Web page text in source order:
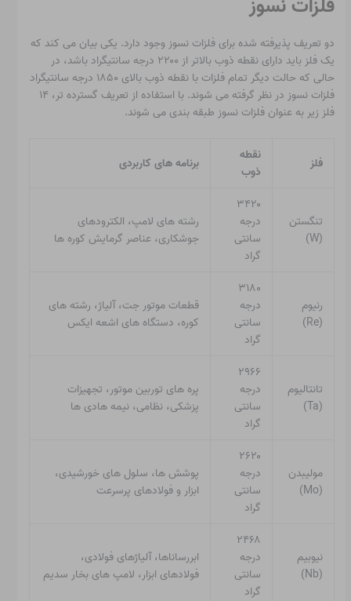
دو تعریف پذیرفته شده برای فلزات نسوز وجود دارد. یکی بیان می کند که
یک فلز باید دارای نقطه ذوب بالاتر از ۲۲۰۰ درجه سانتیگراد باشد، در
حالی که حالت دیگر تمام فلزات با نقطه ذوب بالای ۱۸۵۰ درجه سانتیگراد
فلزات نسوز در نظر گرفته می شوند. با استفاده از تعریف گسترده تر، ۱۴
فلز زیر به عنوان فلزات نسوز طبقه بندی می شوند.
فلز
نقطه
ذوب
برنامه های کاربردی
تنگستن
(W)
۳۴۲۰
درجه
سانتی
گراد
رشته های لامپ، الکترودهای
جوشکاری، عناصر گرمایش کوره ها
رنیوم
(Re)
۳۱۸۰
درجه
سانتی
گراد
قطعات موتور جت، آلیاژ، رشته های
کوره، دستگاه های اشعه ایکس
تانتالیوم
(Ta)
۲۹۶۶
درجه
سانتی
گراد
پره های توربین موتور، تجهیزات
پزشکی، نظامی، نیمه هادی ها
مولیبدن
(Mo)
۲۶۲۰
درجه
سانتی
گراد
پوشش ها، سلول های خورشیدی،
ابزار و فولادهای پرسرعت
نیوبیم
(Nb)
۲۴۶۸
درجه
سانتی
گراد
ابررساناها، آلیاژهای فولادی،
فولادهای ابزار، لامپ های بخار سدیم